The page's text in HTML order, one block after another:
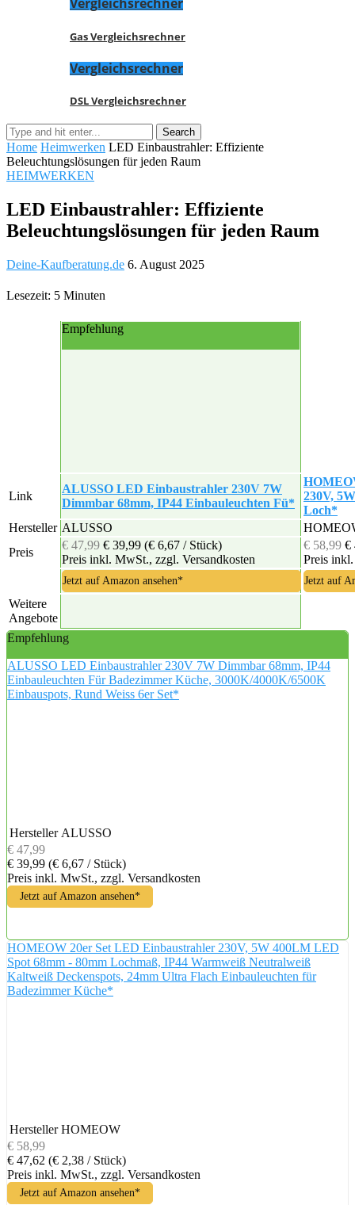
Gas Vergleichsrechner
Vergleichsrechner
DSL Vergleichsrechner
Home Heimwerken LED Einbaustrahler: Effiziente
Beleuchtungslösungen für jeden Raum
HEIMWERKEN
LED Einbaustrahler: Effiziente
Beleuchtungslösungen für jeden Raum
Deine-Kaufberatung.de 6. August 2025
Lesezeit: 5 Minuten
Empfehlung
Link
ALUSSO LED Einbaustrahler 230V 7W
Dimmbar 68mm, IP44 Einbauleuchten Fü*
230V,
Loch*
Hersteller ALUSSO
Preis
€ 47,99 € 39,99 (€ 6,67 / Stück)
Preis inkl. MwSt., zzgl. Versandkosten
€ 58,99 €
Preis
Jetzt auf Amazon ansehen* Jetzt auf
Weitere
Angebote
Empfehlung
ALUSSO LED Einbaustrahler 230V 7W Dimmbar 68mm, IP44
Einbauleuchten Für Badezimmer Küche, 3000K/4000K/6500K
Einbauspots, Rund Weiss 6er Set*
Hersteller ALUSSO
€ 47,99
€ 39,99 (€ 6,67 / Stück)
Preis inkl. MwSt., zzgl. Versandkosten
Jetzt auf Amazon ansehen*
HOMEOW 20er Set LED Einbaustrahler 230V, 5W 400LM LED
Spot 68mm - 80mm Lochmaß, IP44 Warmweiß Neutralweiß
Kaltweiß Deckenspots, 24mm Ultra Flach Einbauleuchten für
Badezimmer Küche*
Hersteller HOMEOW
€ 58,99
€ 47,62 (€ 2,38 / Stück)
Preis inkl. MwSt., zzgl. Versandkosten
Jetzt auf Amazon ansehen*